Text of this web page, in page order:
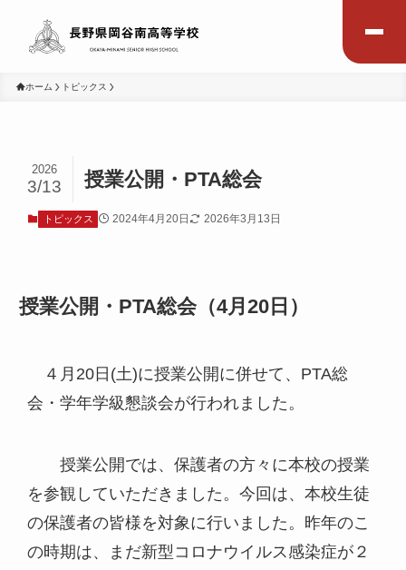
ホーム トピックス
授業公開・PTA総会
2026
3/13
トピックス 2024年4月20日 2026年3月13日
授業公開・PTA総会（4月20日）
４月20日(土)に授業公開に併せて、PTA総
会・学年学級懇談会が行われました。
授業公開では、保護者の方々に本校の授業
を参観していただきました。今回は、本校生徒
の保護者の皆様を対象に行いました。昨年のこ
の時期は、まだ新型コロナウイルス感染症が２